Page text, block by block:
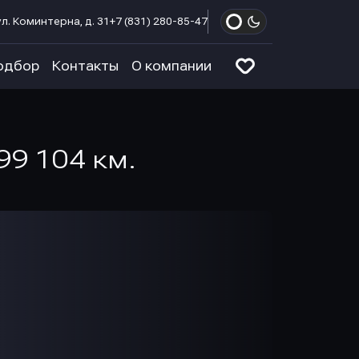
Коминтерна, д. 31 +7 (831) 280-85-47
Контакты О компании
104 км.